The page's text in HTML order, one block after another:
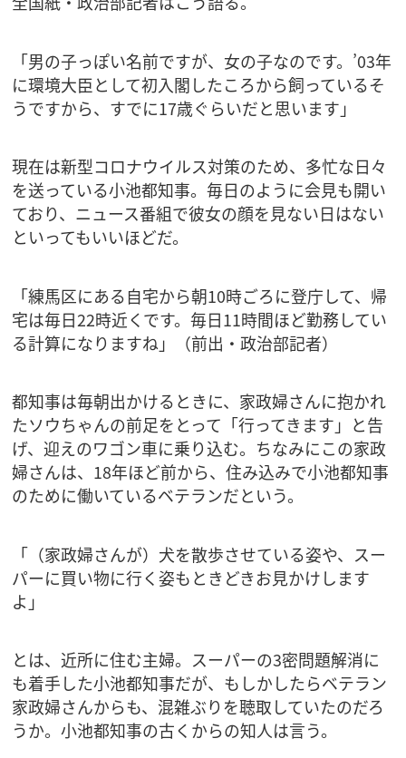
「男の子っぽい名前ですが、女の子なのです。’03年
に環境大臣として初入閣したころから飼っているそ
うですから、すでに17歳ぐらいだと思います」
現在は新型コロナウイルス対策のため、多忙な日々
を送っている小池都知事。毎日のように会見も開い
ており、ニュース番組で彼女の顔を見ない日はない
といってもいいほどだ。
「練馬区にある自宅から朝10時ごろに登庁して、帰
宅は毎日22時近くです。毎日11時間ほど勤務してい
る計算になりますね」（前出・政治部記者）
都知事は毎朝出かけるときに、家政婦さんに抱かれ
たソウちゃんの前足をとって「行ってきます」と告
げ、迎えのワゴン車に乗り込む。ちなみにこの家政
婦さんは、18年ほど前から、住み込みで小池都知事
のために働いているベテランだという。
「（家政婦さんが）犬を散歩させている姿や、スー
パーに買い物に行く姿もときどきお見かけします
よ」
とは、近所に住む主婦。スーパーの3密問題解消に
も着手した小池都知事だが、もしかしたらベテラン
家政婦さんからも、混雑ぶりを聴取していたのだろ
うか。小池都知事の古くからの知人は言う。